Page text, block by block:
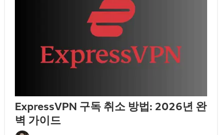
ExpressVPN 구독 취소 방법: 2026년 완
벽 가이드